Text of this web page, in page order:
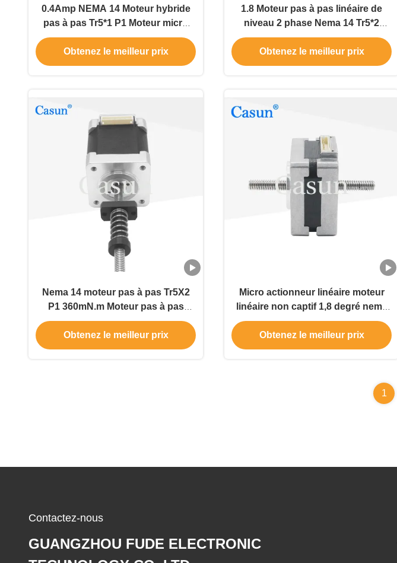
0.4Amp NEMA 14 Moteur hybride
pas à pas Tr5*1 P1 Moteur micro
pas à pas pour machine
d'automatisation
Obtenez le meilleur prix
1.8 Moteur pas à pas linéaire de
niveau 2 phase Nema 14 Tr5*2
35*35*42mm 0,36N.m
Obtenez le meilleur prix
Nema 14 moteur pas à pas Tr5X2
P1 360mN.m Moteur pas à pas
hybride de haute précision avec
arbre fileté
Obtenez le meilleur prix
Micro actionneur linéaire moteur
linéaire non captif 1,8 degré nema
14 0,4A moteur pas à pas à vis à
plomb
Obtenez le meilleur prix
1
Contactez-nous
GUANGZHOU FUDE ELECTRONIC